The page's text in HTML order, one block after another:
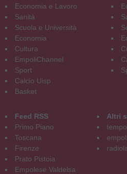
Economia e Lavoro
Sanità
Scuola e Università
Economia
Cultura
EmpoliChannel
Sport
Calcio Uisp
Basket
Feed RSS
Primo Piano
Toscana
Firenze
Prato Pistoia
Empolese Valdelsa
Altri